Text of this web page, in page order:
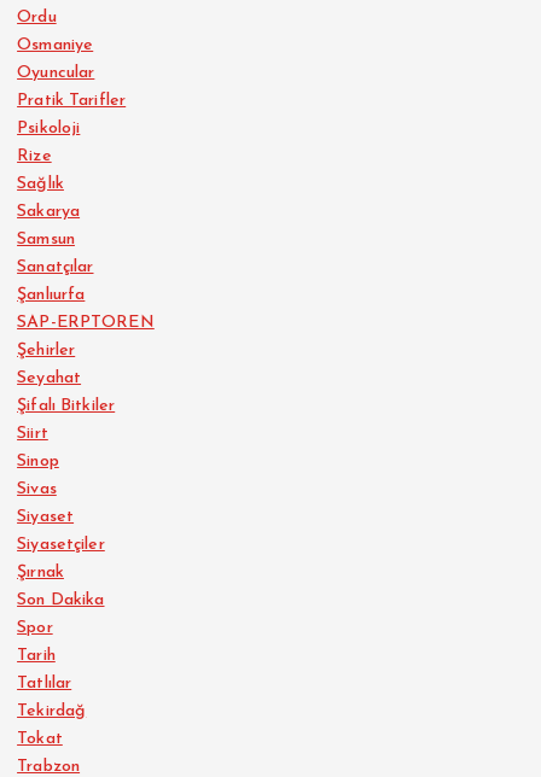
Ordu
Osmaniye
Oyuncular
Pratik Tarifler
Psikoloji
Rize
Sağlık
Sakarya
Samsun
Sanatçılar
Şanlıurfa
SAP-ERPTOREN
Şehirler
Seyahat
Şifalı Bitkiler
Siirt
Sinop
Sivas
Siyaset
Siyasetçiler
Şırnak
Son Dakika
Spor
Tarih
Tatlılar
Tekirdağ
Tokat
Trabzon